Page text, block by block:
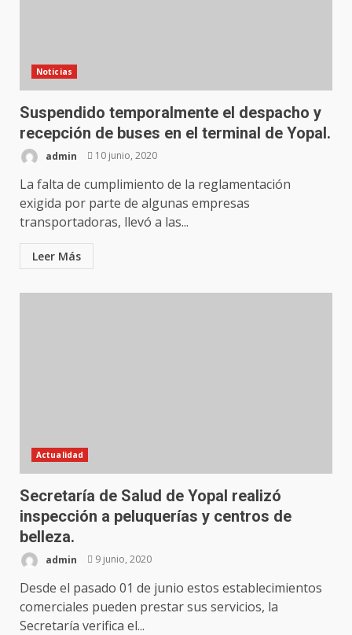
Noticias
Suspendido temporalmente el despacho y
recepción de buses en el terminal de Yopal.
admin 10 junio, 2020
La falta de cumplimiento de la reglamentación
exigida por parte de algunas empresas
transportadoras, llevó a las...
Leer Más
Actualidad
Secretaría de Salud de Yopal realizó
inspección a peluquerías y centros de
belleza.
admin 9 junio, 2020
Desde el pasado 01 de junio estos establecimientos
comerciales pueden prestar sus servicios, la
Secretaría verifica el...